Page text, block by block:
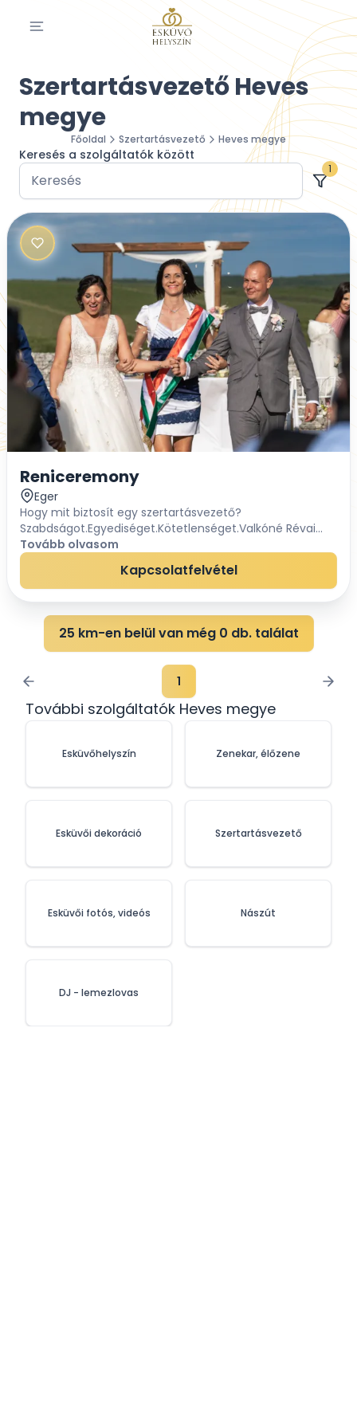
Szertartásvezető Heves
megye
Főoldal Szertartásvezető Heves megye
Keresés a szolgáltatók között
1
Reniceremony
Eger
Hogy mit biztosít egy szertartásvezető?
Szabdságot.Egyediséget.Kötetlenséget.Valkóné Révai
Renáta vagyok, okleveles szertartásvezető.Örömmel és
hatalmas elhivatottsággal készülök minden...
Tovább olvasom
Kapcsolatfelvétel
25 km-en belül van még 0 db. találat
1
További szolgáltatók Heves megye
Esküvőhelyszín
Esküvői dekoráció
Esküvői fotós, videós
DJ - lemezlovas
Zenekar, élőzene
Szertartásvezető
Nászút